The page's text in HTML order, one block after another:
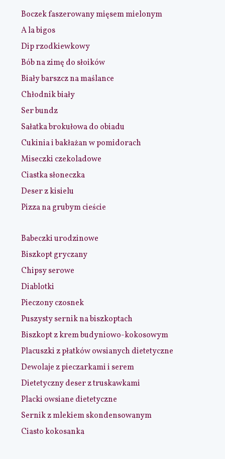
Boczek faszerowany mięsem mielonym
A la bigos
Dip rzodkiewkowy
Bób na zimę do słoików
Biały barszcz na maślance
Chłodnik biały
Ser bundz
Sałatka brokułowa do obiadu
Cukinia i bakłażan w pomidorach
Miseczki czekoladowe
Ciastka słoneczka
Deser z kisielu
Pizza na grubym cieście
Babeczki urodzinowe
Biszkopt gryczany
Chipsy serowe
Diablotki
Pieczony czosnek
Puszysty sernik na biszkoptach
Biszkopt z krem budyniowo-kokosowym
Placuszki z płatków owsianych dietetyczne
Dewolaje z pieczarkami i serem
Dietetyczny deser z truskawkami
Placki owsiane dietetyczne
Sernik z mlekiem skondensowanym
Ciasto kokosanka